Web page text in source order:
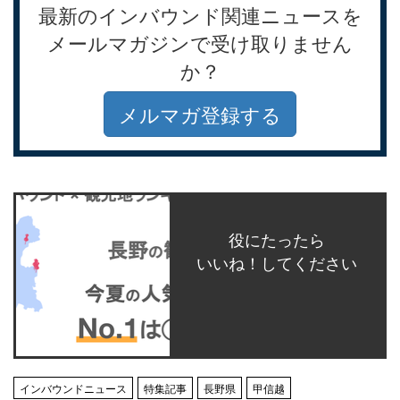
最新のインバウンド関連ニュースを
メールマガジンで受け取りません
か？
メルマガ登録する
役にたったら
いいね！してください
インバウンドニュース 特集記事 長野県 甲信越